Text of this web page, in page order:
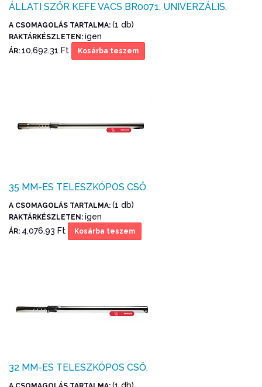
ÁLLATI SZŐR KEFE VACS BR0071, UNIVERZÁLIS.
A CSOMAGOLÁS TARTALMA: (1 db)
RAKTÁRKÉSZLETEN: igen
ÁR: 10,692.31 Ft Kosárba teszem
35 MM-ES TELESZKÓPOS CSŐ.
A CSOMAGOLÁS TARTALMA: (1 db)
RAKTÁRKÉSZLETEN: igen
ÁR: 4,076.93 Ft Kosárba teszem
32 MM-ES TELESZKÓPOS CSŐ.
(1 db)